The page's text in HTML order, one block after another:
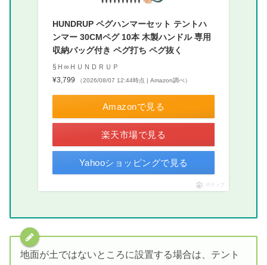
HUNDRUP ペグハンマーセット テントハ
ンマー 30CMペグ 10本 木製ハンドル 専用
収納バッグ付き ペグ打ち ペグ抜く
§Ｈ∞ＨＵＮＤＲＵＰ
¥3,799
（2026/08/07 12:44時点 | Amazon調べ）
Amazonで見る
楽天市場で見る
Yahooショッピングで見る
ポチップ
地面が土ではないところに設置する場合は、テント